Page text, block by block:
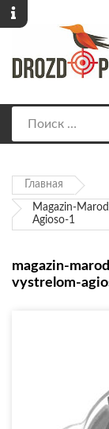
Главная
Magazin-
Agioso-1
magazin-
vystrelom-